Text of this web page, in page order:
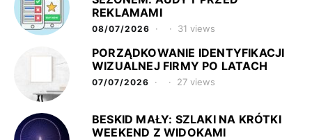
REKLAMAMI
08/07/2026 31 views
PORZĄDKOWANIE IDENTYFIKACJI
WIZUALNEJ FIRMY PO LATACH
07/07/2026 27 views
BESKID MAŁY: SZLAKI NA KRÓTKI
WEEKEND Z WIDOKAMI